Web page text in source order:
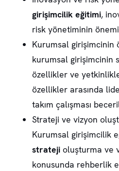
girişimcilik eğitimi,
risk yönetiminin
Kurumsal girişimcinin
kurumsal girişimcinin
özellikler ve
özellikler arasında
takım çalışması
Strateji ve vizyon
Kurumsal girişimcilik
strateji oluşturma ve
konusunda rehberlik